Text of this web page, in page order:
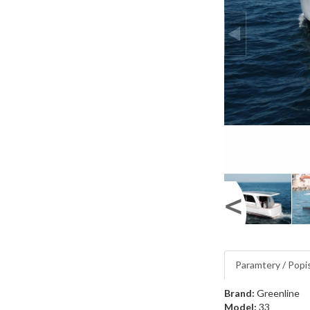
Paramtery /
Brand: Greenline
Model: 33